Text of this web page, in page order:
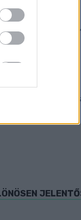
politikai
tonna szemét